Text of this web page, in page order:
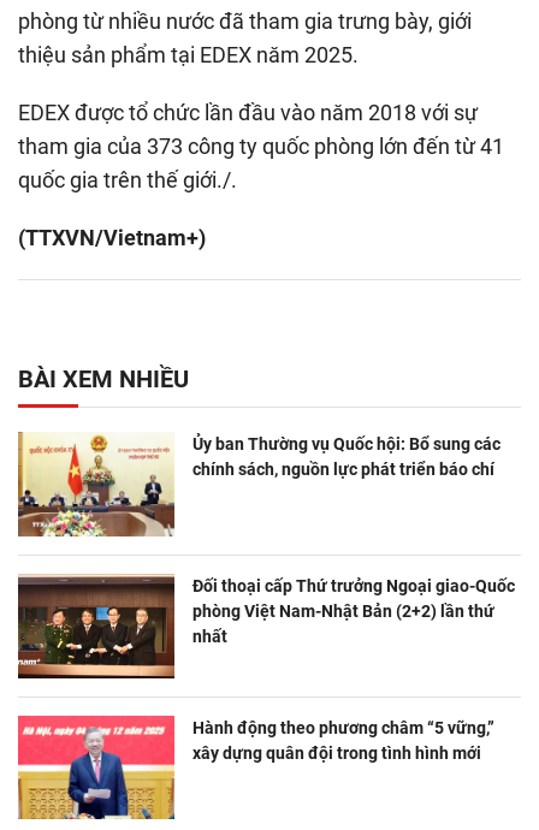
phòng từ nhiều nước đã tham gia trưng bày, giới
thiệu sản phẩm tại EDEX năm 2025.
EDEX được tổ chức lần đầu vào năm 2018 với sự
tham gia của 373 công ty quốc phòng lớn đến từ 41
quốc gia trên thế giới./.
(TTXVN/Vietnam+)
BÀI XEM NHIỀU
Ủy ban Thường vụ Quốc hội: Bổ sung các
chính sách, nguồn lực phát triển báo chí
Đối thoại cấp Thứ trưởng Ngoại giao-Quốc
phòng Việt Nam-Nhật Bản (2+2) lần thứ
nhất
Hành động theo phương châm “5 vững,”
xây dựng quân đội trong tình hình mới